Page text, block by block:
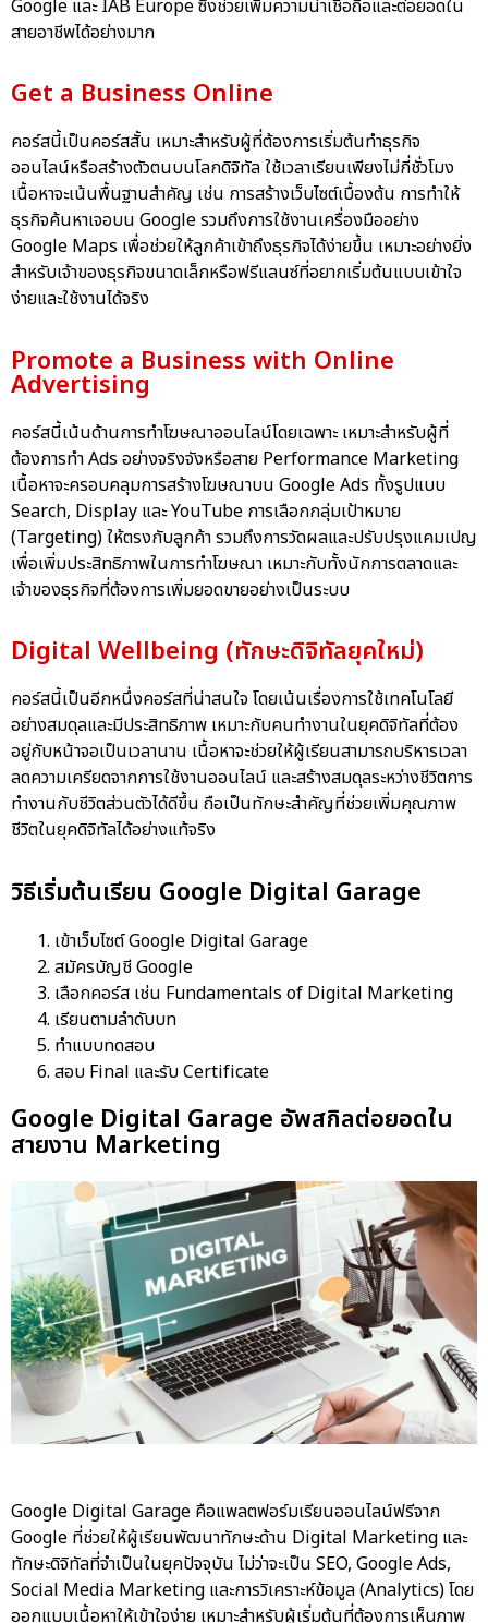
Google และ IAB Europe ซึ่งช่วยเพิ่มความน่าเชื่อถือและต่อยอดใน
สายอาชีพได้อย่างมาก
Get a Business Online
คอร์สนี้เป็นคอร์สสั้น เหมาะสำหรับผู้ที่ต้องการเริ่มต้นทำธุรกิจ
ออนไลน์หรือสร้างตัวตนบนโลกดิจิทัล ใช้เวลาเรียนเพียงไม่กี่ชั่วโมง
เนื้อหาจะเน้นพื้นฐานสำคัญ เช่น การสร้างเว็บไซต์เบื้องต้น การทำให้
ธุรกิจค้นหาเจอบน Google รวมถึงการใช้งานเครื่องมืออย่าง
Google Maps เพื่อช่วยให้ลูกค้าเข้าถึงธุรกิจได้ง่ายขึ้น เหมาะอย่างยิ่ง
สำหรับเจ้าของธุรกิจขนาดเล็กหรือฟรีแลนซ์ที่อยากเริ่มต้นแบบเข้าใจ
ง่ายและใช้งานได้จริง
Promote a Business with Online
Advertising
คอร์สนี้เน้นด้านการทำโฆษณาออนไลน์โดยเฉพาะ เหมาะสำหรับผู้ที่
ต้องการทำ Ads อย่างจริงจังหรือสาย Performance Marketing
เนื้อหาจะครอบคลุมการสร้างโฆษณาบน Google Ads ทั้งรูปแบบ
Search, Display และ YouTube การเลือกกลุ่มเป้าหมาย
(Targeting) ให้ตรงกับลูกค้า รวมถึงการวัดผลและปรับปรุงแคมเปญ
เพื่อเพิ่มประสิทธิภาพในการทำโฆษณา เหมาะกับทั้งนักการตลาดและ
เจ้าของธุรกิจที่ต้องการเพิ่มยอดขายอย่างเป็นระบบ
Digital Wellbeing (ทักษะดิจิทัลยุคใหม่)
คอร์สนี้เป็นอีกหนึ่งคอร์สที่น่าสนใจ โดยเน้นเรื่องการใช้เทคโนโลยี
อย่างสมดุลและมีประสิทธิภาพ เหมาะกับคนทำงานในยุคดิจิทัลที่ต้อง
อยู่กับหน้าจอเป็นเวลานาน เนื้อหาจะช่วยให้ผู้เรียนสามารถบริหารเวลา
ลดความเครียดจากการใช้งานออนไลน์ และสร้างสมดุลระหว่างชีวิตการ
ทำงานกับชีวิตส่วนตัวได้ดีขึ้น ถือเป็นทักษะสำคัญที่ช่วยเพิ่มคุณภาพ
ชีวิตในยุคดิจิทัลได้อย่างแท้จริง
วิธีเริ่มต้นเรียน Google Digital Garage
เข้าเว็บไซต์ Google Digital Garage
สมัครบัญชี Google
เลือกคอร์ส เช่น Fundamentals of Digital Marketing
เรียนตามลำดับบท
ทำแบบทดสอบ
สอบ Final และรับ Certificate
Google Digital Garage อัพสกิลต่อยอดใน
สายงาน Marketing
Google Digital Garage คือแพลตฟอร์มเรียนออนไลน์ฟรีจาก
Google ที่ช่วยให้ผู้เรียนพัฒนาทักษะด้าน Digital Marketing และ
ทักษะดิจิทัลที่จำเป็นในยุคปัจจุบัน ไม่ว่าจะเป็น SEO, Google Ads,
Social Media Marketing และการวิเคราะห์ข้อมูล (Analytics) โดย
ออกแบบเนื้อหาให้เข้าใจง่าย เหมาะสำหรับผู้เริ่มต้นที่ต้องการเห็นภาพ